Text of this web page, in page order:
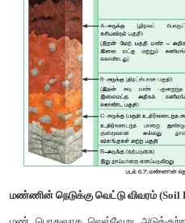
• எரிந்த பகுதியிலுள்ள
விரும்பி (Pyrophilous)
கன்ஃப்புளுயென்ஸ்.
தீச் சுட்டிகாட்டிகள்
(பூஞ்சை ) தாவரங்கள் எரிந்த
காட்டிகளாக
அழைக்கப்படுகின்றன.
தீத் தடுப்பான் (Fire break):
முன்னேறாமல் நிறுத்தவும்